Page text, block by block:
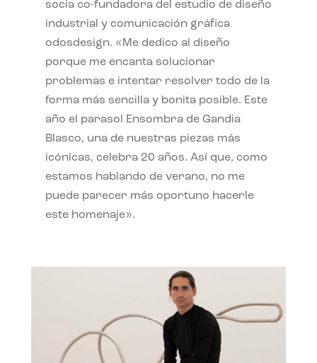
socia co-fundadora del estudio de diseño
industrial y comunicación gráfica
odosdesign. «Me dedico al diseño
porque me encanta solucionar
problemas e intentar resolver todo de la
forma más sencilla y bonita posible. Este
año el parasol Ensombra de Gandia
Blasco, una de nuestras piezas más
icónicas, celebra 20 años. Así que, como
estamos hablando de verano, no me
puede parecer más oportuno hacerle
este homenaje».